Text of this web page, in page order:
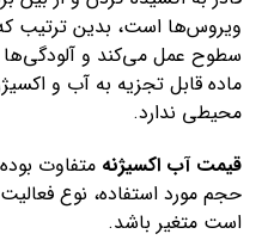
ویروس‌ها است، بدین ترتیب
سطوح عمل می‌کند و آلودگی‌ها
ماده قابل تجزیه به آب و
محیطی ندارد.
قیمت آب اکسیژنه متفاوت
حجم مورد استفاده، نوع
است متغیر باشد.